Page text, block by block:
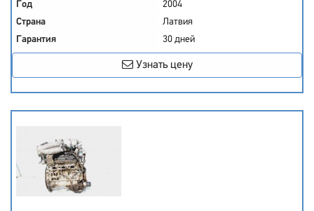
Год
2004
Страна
Латвия
Гарантия
30 дней
Узнать цену